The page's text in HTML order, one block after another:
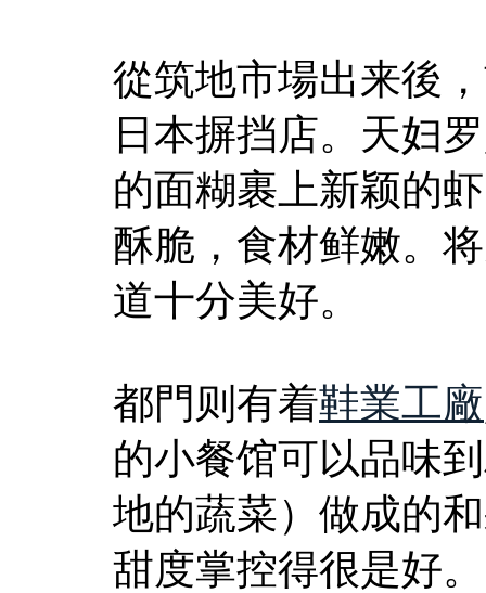
從筑地市場出来後
日本摒挡店。天妇
的面糊裹上新颖的
酥脆，食材鲜嫩。
道十分美好。
都門则有着鞋業工廠
的小餐馆可以品味
地的蔬菜）做成的
甜度掌控得很是好